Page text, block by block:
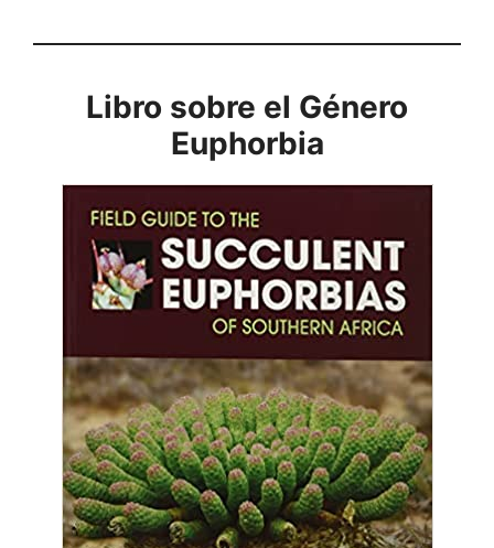
Libro sobre el Género
Euphorbia